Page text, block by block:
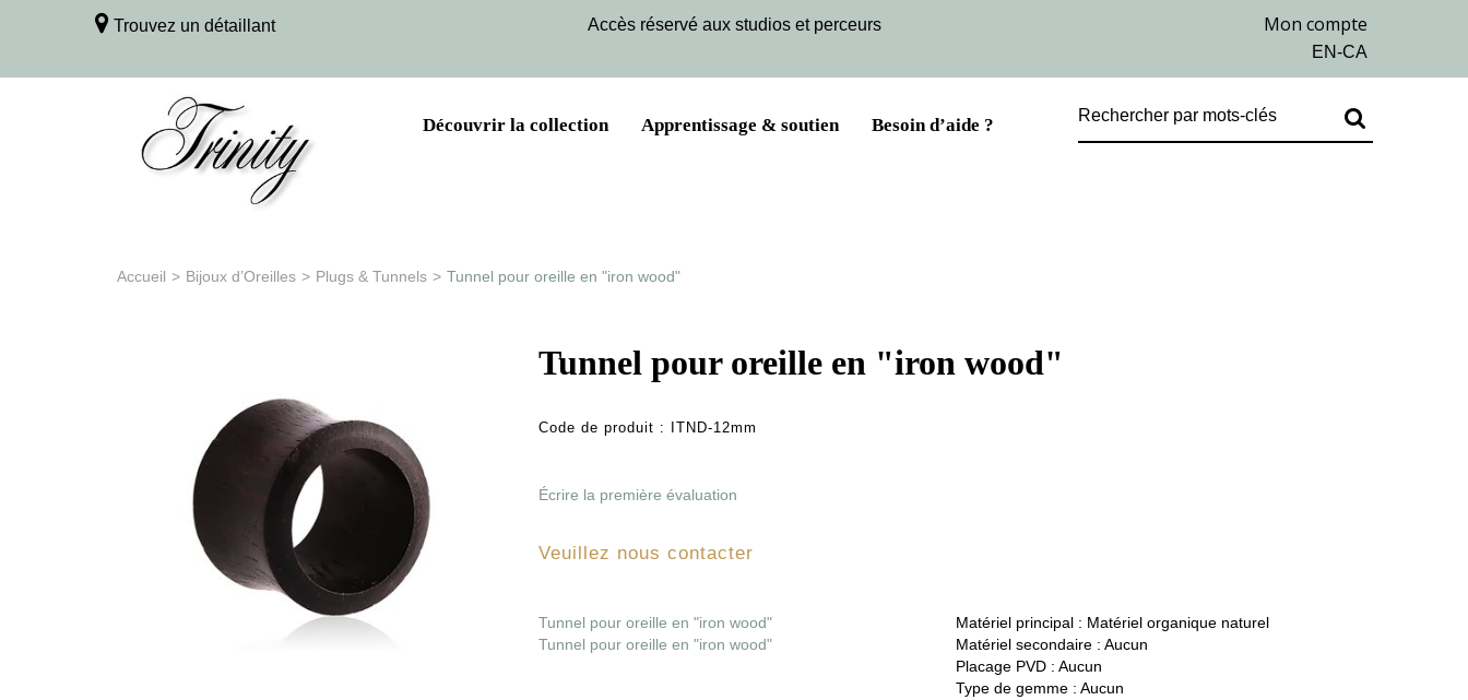
Trouvez un détaillant Accès réservé aux studios et perceurs
Découvrir la collection Apprentissage & soutien Besoin d’aide ?
Accueil > Bijoux d’Oreilles > Plugs & Tunnels > Tunnel pour oreille en "iron wood"
Tunnel pour oreille en "iron wood"
Code de produit : ITND-12mm
Écrire la première évaluation
Veuillez nous contacter
Tunnel pour oreille en "iron wood"
Tunnel pour oreille en "iron wood"
Matériel principal : Matériel organique naturel
Matériel secondaire : Aucun
Placage PVD : Aucun
Type de gemme : Aucun